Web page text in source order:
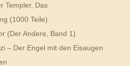
Templer, Das
(1000 Teile)
(Der Andere, Band 1)
– Der Engel mit den Eisaugen